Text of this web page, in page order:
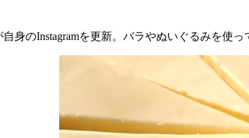
身のInstagramを更新。バラやぬいぐるみを使